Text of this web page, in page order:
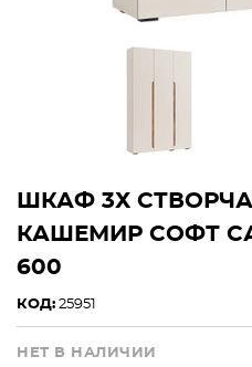
ШКАФ 3Х
КАШЕМИР СОФТ
600
КОД: 25951
НЕТ В НАЛИЧИИ